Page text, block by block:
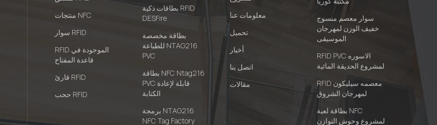
منتجات NFC
سوار RFID
RFID الموجودة في
قاعدة المفتاح
قارئ RFID
حجب RFID
بطاقات ذكية RFID
DESFire
بطاقة مخصصة
للطباعة NTAG216
PVC
بطاقة NFC Ntag216
PVC قابلة لإعادة
الكتابة
برمجة NTAG216
NFC Tag Factory
معلومات عنا
تحميل
أخبار
اتصل بنا
مقالات
سوار معصم منسوج
خفيف الوزن لمهرجان
الموسيقى
RFID PVC الاسوره
لمشروع الحديقة المائية
RFID معصمه سيليكون
لمهرجان الشروق
بطاقة لعبة NFC
لمشروع وحوش التوازن